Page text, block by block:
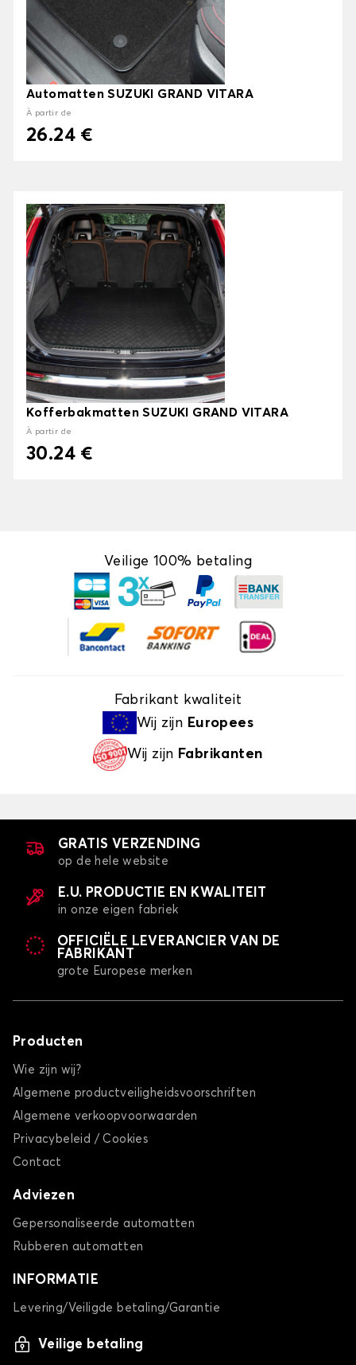
Automatten SUZUKI GRAND VITARA
À partir de
26.24 €
Kofferbakmatten SUZUKI GRAND VITARA
À partir de
30.24 €
Veilige 100% betaling
Fabrikant kwaliteit
Wij zijn Europees
Wij zijn Fabrikanten
GRATIS VERZENDING
op de hele website
E.U. PRODUCTIE EN KWALITEIT
in onze eigen fabriek
OFFICIËLE LEVERANCIER VAN DE
FABRIKANT
grote Europese merken
Producten
Wie zijn wij?
Algemene productveiligheidsvoorschriften
Algemene verkoopvoorwaarden
Privacybeleid / Cookies
Contact
Adviezen
Gepersonaliseerde automatten
Rubberen automatten
INFORMATIE
Levering/Veiligde betaling/Garantie
Veilige betaling